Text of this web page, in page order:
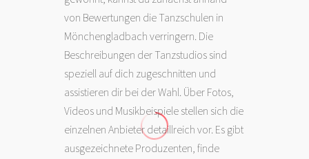
von Bewertungen die Tanzschulen in
Mönchengladbach verringern. Die
Beschreibungen der Tanzstudios sind
speziell auf dich zugeschnitten und
assistieren dir bei der Wahl. Über Fotos,
Videos und Musikbeispiele stellen sich die
einzelnen Anbieter detaillreich vor. Es gibt
ausgezeichnete Produzenten, finde